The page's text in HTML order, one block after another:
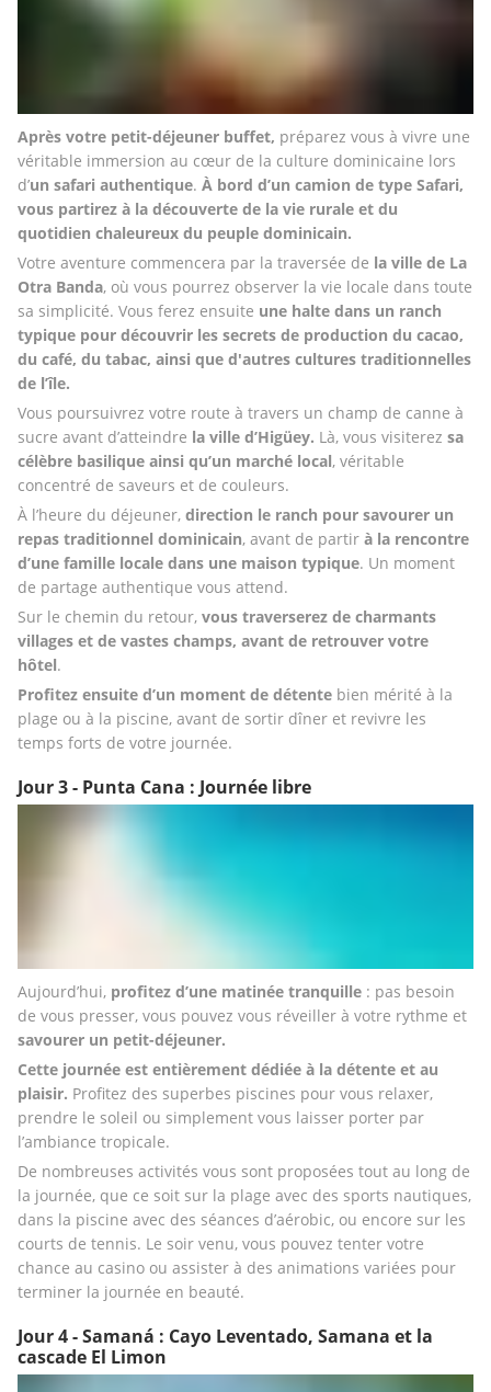
Après votre petit-déjeuner buffet, préparez vous à vivre une
véritable immersion au cœur de la culture dominicaine lors
d’un safari authentique. À bord d’un camion de type Safari,
vous partirez à la découverte de la vie rurale et du
quotidien chaleureux du peuple dominicain.
Votre aventure commencera par la traversée de la ville de La
Otra Banda, où vous pourrez observer la vie locale dans toute
sa simplicité. Vous ferez ensuite une halte dans un ranch
typique pour découvrir les secrets de production du cacao,
du café, du tabac, ainsi que d'autres cultures traditionnelles
de l’île.
Vous poursuivrez votre route à travers un champ de canne à
sucre avant d’atteindre la ville d’Higüey. Là, vous visiterez sa
célèbre basilique ainsi qu’un marché local, véritable
concentré de saveurs et de couleurs.
À l’heure du déjeuner, direction le ranch pour savourer un
repas traditionnel dominicain, avant de partir à la rencontre
d’une famille locale dans une maison typique. Un moment
de partage authentique vous attend.
Sur le chemin du retour, vous traverserez de charmants
villages et de vastes champs, avant de retrouver votre
hôtel.
Profitez ensuite d’un moment de détente bien mérité à la
plage ou à la piscine, avant de sortir dîner et revivre les
temps forts de votre journée.
Jour 3 - Punta Cana : Journée libre
Aujourd’hui, profitez d’une matinée tranquille : pas besoin
savourer un petit-déjeuner.
Cette journée est entièrement dédiée à la détente et au
plaisir. Profitez des superbes piscines pour vous relaxer,
prendre le soleil ou simplement vous laisser porter par
l’ambiance tropicale.
De nombreuses activités vous sont proposées tout au long de
la journée, que ce soit sur la plage avec des sports nautiques,
dans la piscine avec des séances d’aérobic, ou encore sur les
courts de tennis. Le soir venu, vous pouvez tenter votre
chance au casino ou assister à des animations variées pour
terminer la journée en beauté.
Jour 4 - Samaná : Cayo Leventado, Samana et la
cascade El Limon